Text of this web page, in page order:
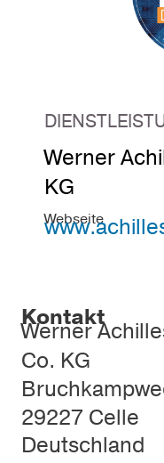
Werner
KG
Webseite
Kontakt
Werner
Co. KG
29227 Celle
Deutschland